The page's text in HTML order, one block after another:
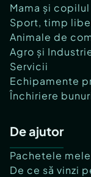
Mama și copilul
Sport, timp
Animale de
Agro și
Servicii
Echipamente
Închiriere
De ajutor
Pachetele mele
De ce să vinzi